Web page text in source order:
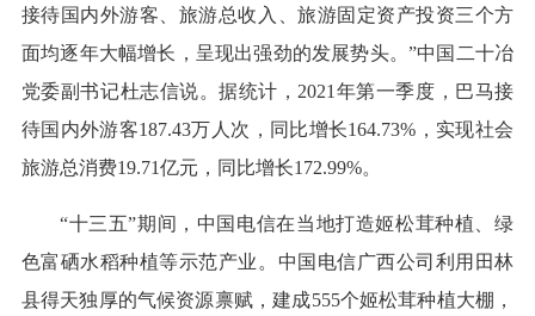
接待国内外游客、旅游总收入、旅游固定资产投资三个方
面均逐年大幅增长，呈现出强劲的发展势头。”中国二十冶
党委副书记杜志信说。据统计，2021年第一季度，巴马接
待国内外游客187.43万人次，同比增长164.73%，实现社会
旅游总消费19.71亿元，同比增长172.99%。
“十三五”期间，中国电信在当地打造姬松茸种植、绿
色富硒水稻种植等示范产业。中国电信广西公司利用田林
县得天独厚的气候资源禀赋，建成555个姬松茸种植大棚，